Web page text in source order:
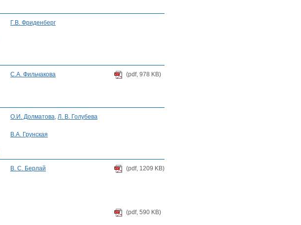
Г.В. Фриденберг
С.А. Фильчакова (pdf, 978 KB)
О.И. Долматова, Л. В. Голубева
В.А. Грунская
В. С. Берлай (pdf, 1209 KB)
(pdf, 590 KB)